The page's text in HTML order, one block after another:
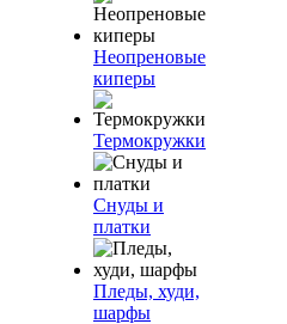
Неопреновые
киперы
Термокружки
Снуды и
платки
Пледы, худи,
шарфы